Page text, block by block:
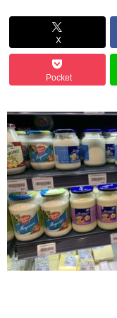
X
Pocket